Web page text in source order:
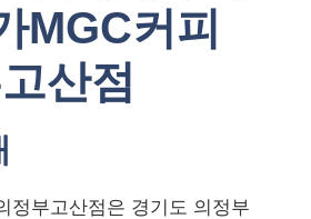
MGC커피
산점
정부고산점은 경기도 의정부